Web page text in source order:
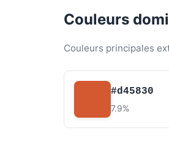
Couleurs
Couleurs principales
#d45830
7.9%